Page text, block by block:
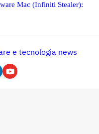
Mac (Infiniti Stealer):
e tecnologia news